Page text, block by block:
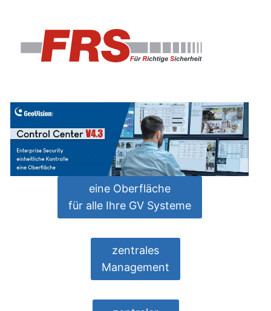
content
eine Oberfläche
für alle Ihre GV Systeme
zentrales
Management